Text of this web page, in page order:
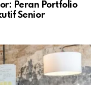
Peran Portfolio
Senior